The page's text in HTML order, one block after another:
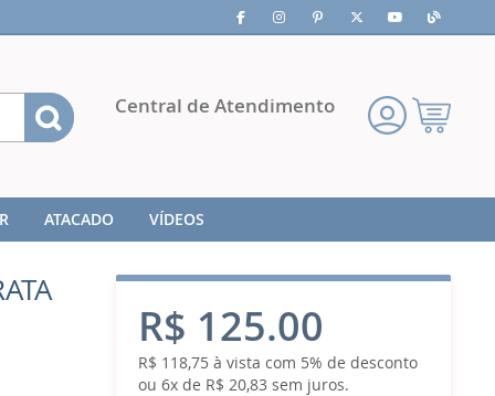
Meu
Carrinho
Central de Atendimento
Pesquisa
ATACADO
VÍDEOS
R$ 125.00
R$ 118,75 à vista com 5% de desconto
ou 6x de R$ 20,83 sem juros.